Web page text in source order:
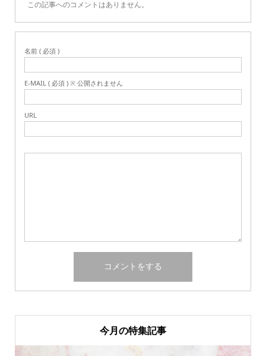
この記事へのコメントはありません。
名前 ( 必須 )
E-MAIL ( 必須 ) ※ 公開されません
URL
今月の特集記事